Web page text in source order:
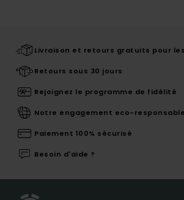
Livraison et retours gratuits pour
Retours sous 30 jours
Rejoignez le programme de fidélité
Notre engagement eco-responsable
Paiement 100% sécurisé
Besoin d'aide ?